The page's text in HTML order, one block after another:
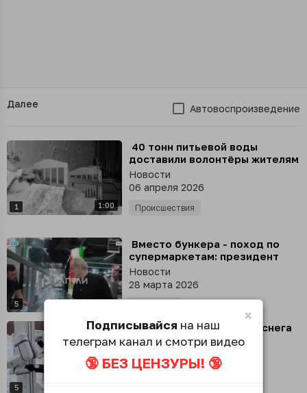
Далее Автовоспроизведение
1 1:00
⁣ 40 тонн питьевой воды
доставили волонтёры жителям
Дагестана, пострадавшим от
последствий наводнения
Новости
06 апреля 2026
Происшествия
5 0:50
⁣ Вместо бункера - поход по
супермаркетам: президент
Ирана Масуд Пезешкиан лично
вышел к жителям Тегерана,
чтобы поддержать их
Новости
28 марта 2026
5
⁣ В Нью-Йорке на уборку снега
вышли роботы-дворники
25 февраля 2026
×
Подписывайся на наш
телеграм канал и смотри видео
🔞 БЕЗ ЦЕНЗУРЫ! 🔞